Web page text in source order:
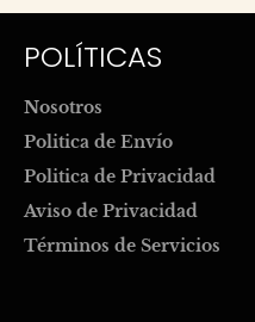
POLÍTICAS
Nosotros
Politica de Envío
Politica de Privacidad
Aviso de Privacidad
Términos de Servicios